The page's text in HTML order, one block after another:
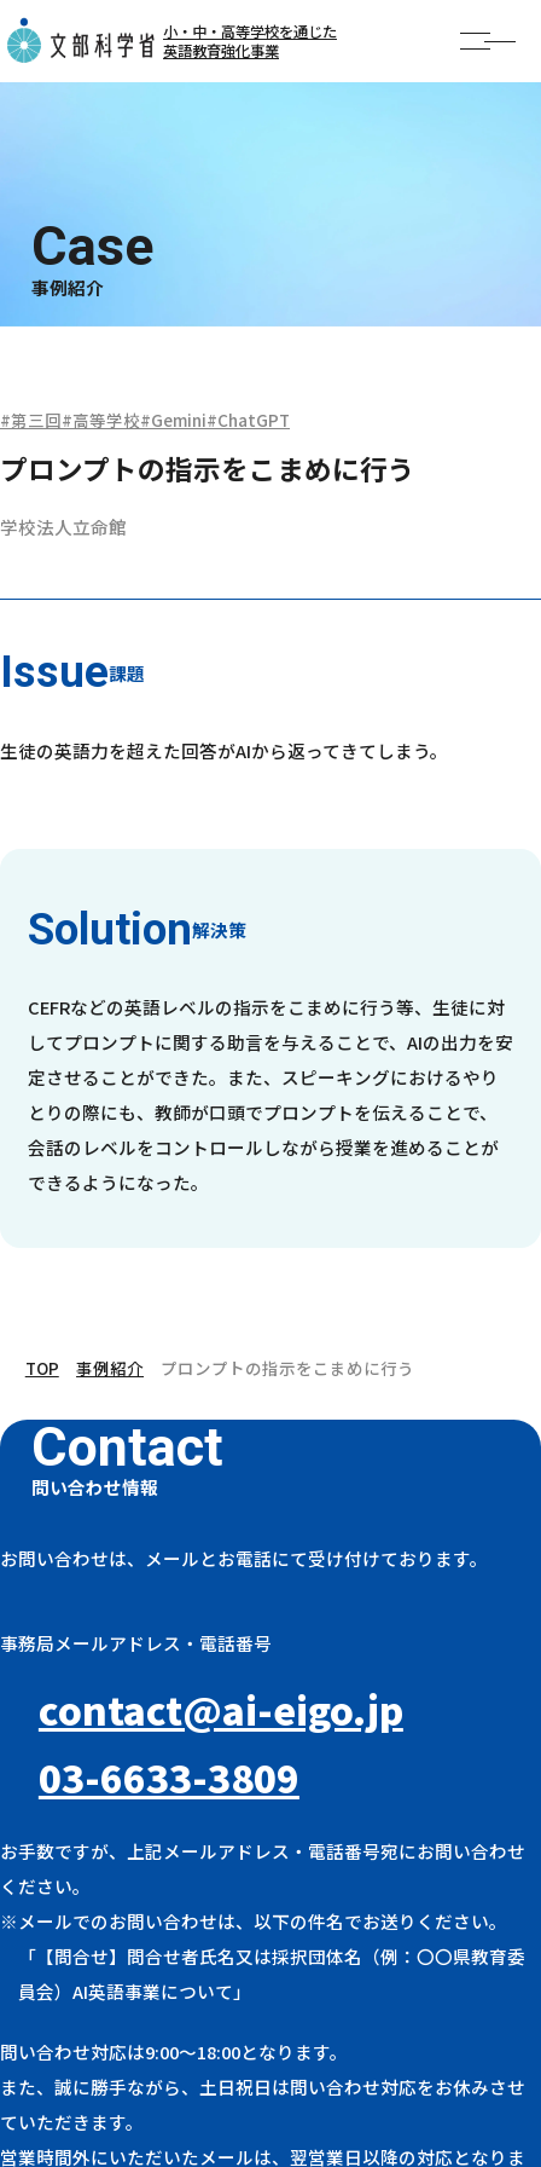
小・中・高等学校を通じた
英語教育強化事業
AI英語勉強会
事例紹介
事例紹介
第三回 高等学校 Gemini ChatGPT
プロンプトの指示をこまめに行う
学校法人立命館
課題
生徒の英語力を超えた回答がAIから返ってきてしまう。
解決策
CEFRなどの英語レベルの指示をこまめに行う等、生徒に対
してプロンプトに関する助言を与えることで、AIの出力を安
定させることができた。また、スピーキングにおけるやり
とりの際にも、教師が口頭でプロンプトを伝えることで、
会話のレベルをコントロールしながら授業を進めることが
できるようになった。
TOP 事例紹介 プロンプトの指示をこまめに行う
問い合わせ情報
お問い合わせは、メールとお電話にて受け付けております。
事務局メールアドレス・電話番号
contact@ai-eigo.jp
03-6633-3809
お手数ですが、上記メールアドレス・電話番号宛にお問い合わせ
ください。
※メールでのお問い合わせは、以下の件名でお送りください。
「【問合せ】問合せ者氏名又は採択団体名（例：〇〇県教育委
員会）AI英語事業について」
問い合わせ対応は9:00〜18:00となります。
また、誠に勝手ながら、土日祝日は問い合わせ対応をお休みさせ
ていただきます。
営業時間外にいただいたメールは、翌営業日以降の対応となりま